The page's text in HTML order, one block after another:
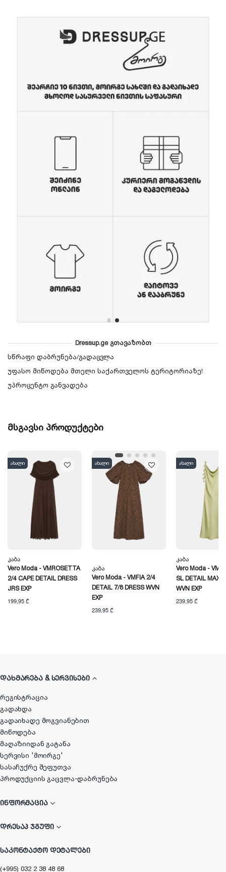
Dressup.ge გთავაზობთ
სწრაფი დაბრუნება/გადაცვლა
უფასო მიწოდება მთელი საქართველოს ტერიტორიაზე!
უპროცენტო განვადება
მსგავსი პროდუქტები
ახალი
Კაბა
Vero Moda - VMROSETTA
2/4 CAPE DETAIL DRESS
JRS EXP
199,95 ₾
ახალი
Კაბა
Vero Moda - VMFIA 2/4
DETAIL 7/8 DRESS WVN
EXP
239,95 ₾
ახალი
Კაბა
Vero Moda -
SL DETAIL MAXI
WVN EXP
239,95 ₾
ᲓᲐᲮᲛᲐᲠᲔᲑᲐ & ᲡᲔᲠᲕᲘᲡᲔᲑᲘ
რეგისტრაცია
გადახდა
გადაიხადე მოგვიანებით
მიწოდება
მაღაზიიდან გატანა
სერვისი 'მოირგე'
სასაჩუქრე შეფუთვა
პროდუქციის გაცვლა-დაბრუნება
ᲘᲜᲤᲝᲠᲛᲐᲪᲘᲐ
ᲓᲠᲔᲡᲐᲞ ᲯᲒᲣᲤᲘ
ᲡᲐᲙᲝᲜᲢᲐᲥᲢᲝ ᲓᲔᲢᲐᲚᲔᲑᲘ
(+995) 032 2 38 48 68